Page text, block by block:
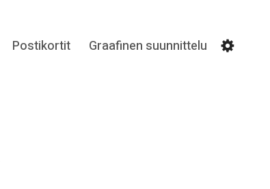
Postikortit Graafinen suunnittelu